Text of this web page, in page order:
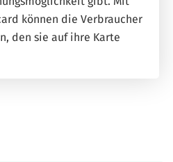
können die Verbraucher
den sie auf ihre Karte